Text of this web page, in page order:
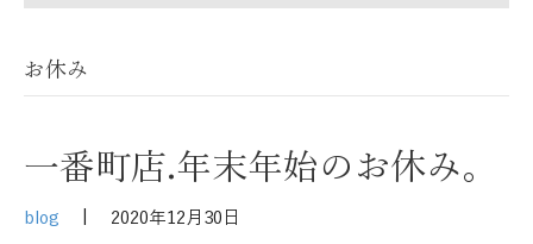
お休み
一番町店.年末年始のお休み。
blog 2020年12月30日